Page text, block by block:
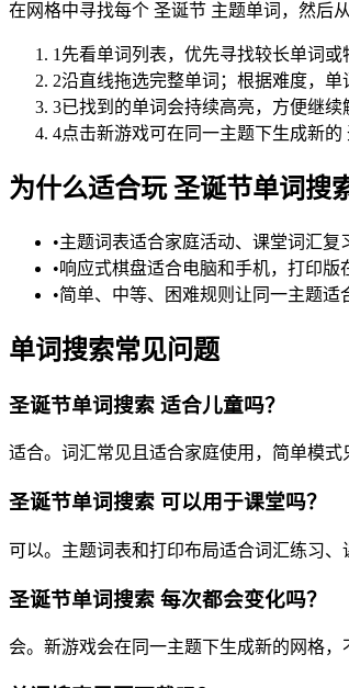
在网格中寻找每个 圣诞节 主题单词，然后
1 先看单词列表，优先寻找较长单词或
2沿直线拖选完整单词；根据难度，单
3已找到的单词会持续高亮，方便继续
4点击新游戏可在同一主题下生成新的
为什么适合玩 圣诞节单词搜
•主题词表适合家庭活动、课堂词汇复
•响应式棋盘适合电脑和手机，打印版
•简单、中等、困难规则让同一主题适
单词搜索常见问题
圣诞节单词搜索 适合儿童吗？
适合。词汇常见且适合家庭使用，简单模式
圣诞节单词搜索 可以用于课堂吗？
可以。主题词表和打印布局适合词汇练习、
圣诞节单词搜索 每次都会变化吗？
会。新游戏会在同一主题下生成新的网格，